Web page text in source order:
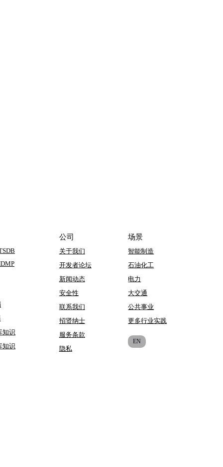
知识
知识
公司
关于我们
开发者论坛
新闻动态
安全性
联系我们
招贤纳士
服务条款
隐私
场景
智能制造
石油化工
电力
大交通
公共事业
更多行业实践
EN